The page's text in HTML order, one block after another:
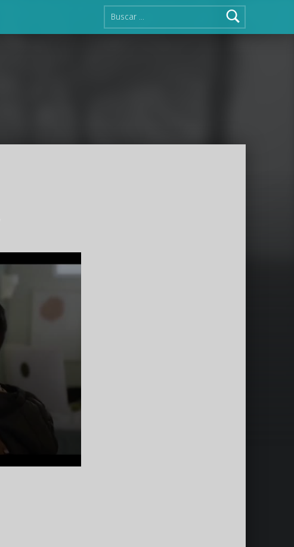
Buscar: